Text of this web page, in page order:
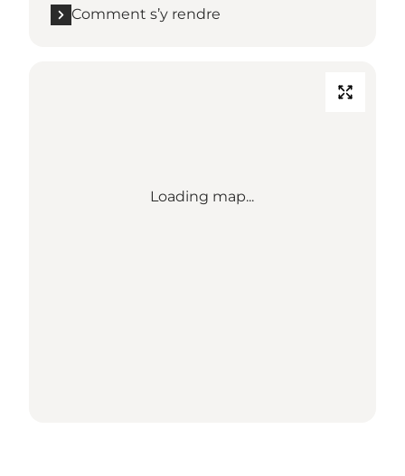
Comment s’y rendre
Loading map...